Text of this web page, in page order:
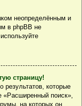
неопределённым и
в phpBB не
страницу!
которые
«Расширенный поиск»,
на которых он